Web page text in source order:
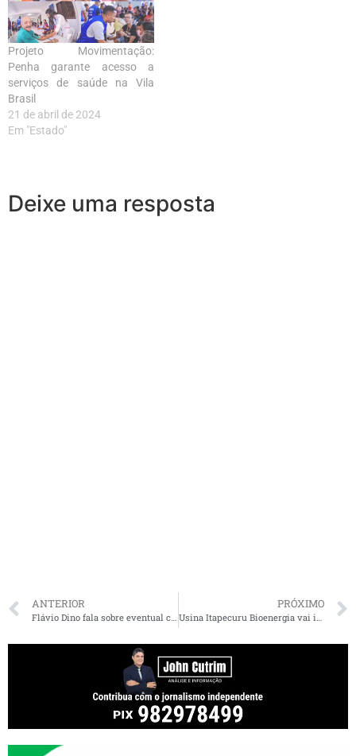
Projeto Movimentação:
Penha garante acesso a
serviços de saúde na Vila
Brasil
21 de abril de 2024
Em "Estado"
Deixe uma resposta
ANTERIOR
Flávio Dino fala sobre eventual candidatura à Presidência em 2026
PRÓXIMO
Usina Itapecuru Bioenergia vai iniciar Safra 23/24